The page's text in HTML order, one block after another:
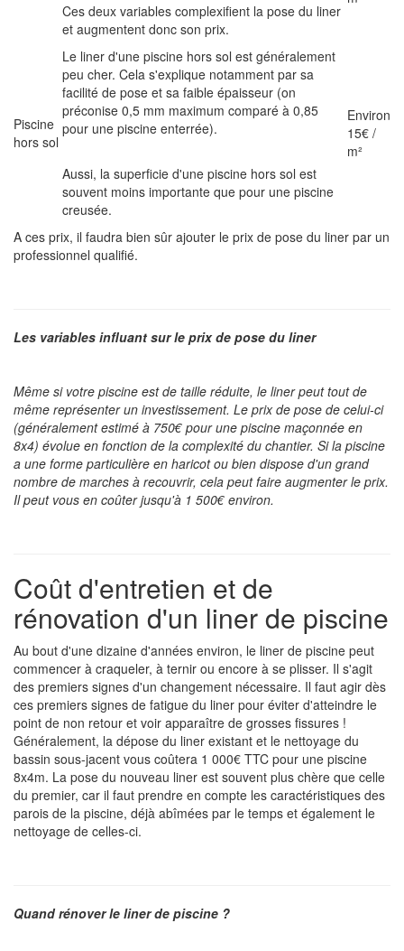
Ces deux variables complexifient la pose du liner
et augmentent donc son prix.
Piscine
hors sol
Le liner d'une piscine hors sol est généralement
peu cher. Cela s'explique notamment par sa
facilité de pose et sa faible épaisseur (on
préconise 0,5 mm maximum comparé à 0,85
pour une piscine enterrée).
Aussi, la superficie d'une piscine hors sol est
souvent moins importante que pour une piscine
creusée.
Environ
15€ /
m²
A ces prix, il faudra bien sûr ajouter le prix de pose du liner par un
professionnel qualifié.
Les variables influant sur le prix de pose du liner
Même si votre piscine est de taille réduite, le liner peut tout de
même représenter un investissement. Le prix de pose de celui-ci
(généralement estimé à 750€ pour une piscine maçonnée en
8x4) évolue en fonction de la complexité du chantier. Si la piscine
a une forme particulière en haricot ou bien dispose d'un grand
nombre de marches à recouvrir, cela peut faire augmenter le prix.
Il peut vous en coûter jusqu'à 1 500€ environ.
Coût d'entretien et de
rénovation d'un liner de piscine
Au bout d'une dizaine d'années environ, le liner de piscine peut
commencer à craqueler, à ternir ou encore à se plisser. Il s'agit
des premiers signes d'un changement nécessaire. Il faut agir dès
ces premiers signes de fatigue du liner pour éviter d'atteindre le
point de non retour et voir apparaître de grosses fissures !
Généralement, la dépose du liner existant et le nettoyage du
bassin sous-jacent vous coûtera 1 000€ TTC pour une piscine
8x4m. La pose du nouveau liner est souvent plus chère que celle
du premier, car il faut prendre en compte les caractéristiques des
parois de la piscine, déjà abîmées par le temps et également le
nettoyage de celles-ci.
Quand rénover le liner de piscine ?